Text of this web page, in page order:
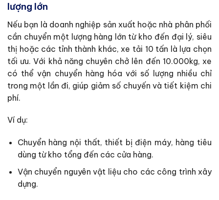
lượng lớn
Nếu bạn là doanh nghiệp sản xuất hoặc nhà phân phối
cần chuyển một lượng hàng lớn từ kho đến đại lý, siêu
thị hoặc các tỉnh thành khác, xe tải 10 tấn là lựa chọn
tối ưu. Với khả năng chuyên chở lên đến 10.000kg, xe
có thể vận chuyển hàng hóa với số lượng nhiều chỉ
trong một lần đi, giúp giảm số chuyến và tiết kiệm chi
phí.
Ví dụ:
Chuyển hàng nội thất, thiết bị điện máy, hàng tiêu
dùng từ kho tổng đến các cửa hàng.
Vận chuyển nguyên vật liệu cho các công trình xây
dựng.